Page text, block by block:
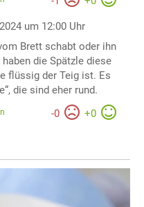
um 12:00 Uhr
Brett schabt oder ihn
die Spätzle diese
flüssig der Teig ist. Es
die sind eher rund.
-0 +0